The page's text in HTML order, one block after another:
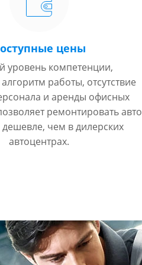
цены
уровень компетенции,
работы, отсутствие
и аренды офисных
ремонтировать авто
дешевле, чем в дилерских
автоцентрах.